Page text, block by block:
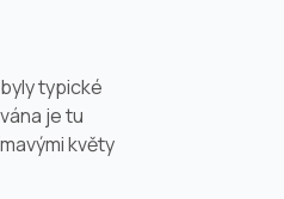
typické
je tu
květy